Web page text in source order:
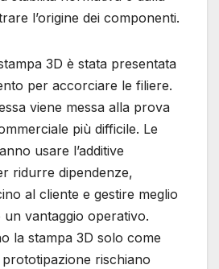
l’origine dei componenti.
3D è stata presentata
per accorciare le filiere.
viene messa alla prova
più difficile. Le
usare l’additive
ridurre dipendenze,
al cliente e gestire meglio
vantaggio operativo.
la stampa 3D solo come
rischiano